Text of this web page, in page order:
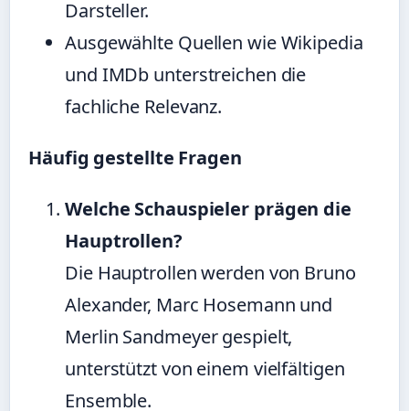
Darsteller.
Ausgewählte Quellen wie Wikipedia
und IMDb unterstreichen die
fachliche Relevanz.
Häufig gestellte Fragen
Welche Schauspieler prägen die
Hauptrollen?
Die Hauptrollen werden von Bruno
Alexander, Marc Hosemann und
Merlin Sandmeyer gespielt,
unterstützt von einem vielfältigen
Ensemble.